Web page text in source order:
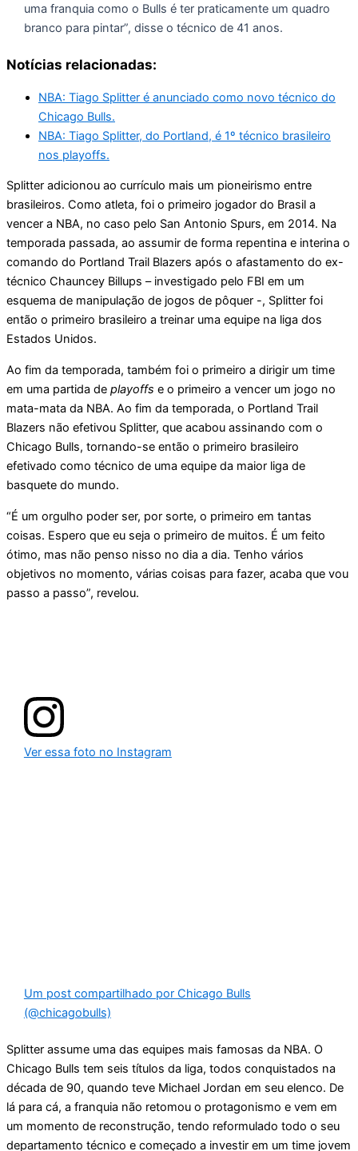
uma franquia como o Bulls é ter praticamente um quadro
branco para pintar”, disse o técnico de 41 anos.
Notícias relacionadas:
NBA: Tiago Splitter é anunciado como novo técnico do
Chicago Bulls.
NBA: Tiago Splitter, do Portland, é 1º técnico brasileiro
nos playoffs.
Splitter adicionou ao currículo mais um pioneirismo entre
brasileiros. Como atleta, foi o primeiro jogador do Brasil a
vencer a NBA, no caso pelo San Antonio Spurs, em 2014. Na
temporada passada, ao assumir de forma repentina e interina o
comando do Portland Trail Blazers após o afastamento do ex-
técnico Chauncey Billups – investigado pelo FBI em um
esquema de manipulação de jogos de pôquer -, Splitter foi
então o primeiro brasileiro a treinar uma equipe na liga dos
Estados Unidos.
Ao fim da temporada, também foi o primeiro a dirigir um time
em uma partida de playoffs e o primeiro a vencer um jogo no
mata-mata da NBA. Ao fim da temporada, o Portland Trail
Blazers não efetivou Splitter, que acabou assinando com o
Chicago Bulls, tornando-se então o primeiro brasileiro
efetivado como técnico de uma equipe da maior liga de
basquete do mundo.
“É um orgulho poder ser, por sorte, o primeiro em tantas
coisas. Espero que eu seja o primeiro de muitos. É um feito
ótimo, mas não penso nisso no dia a dia. Tenho vários
objetivos no momento, várias coisas para fazer, acaba que vou
passo a passo”, revelou.
Ver essa foto no Instagram
Um post compartilhado por Chicago Bulls
(@chicagobulls)
Splitter assume uma das equipes mais famosas da NBA. O
Chicago Bulls tem seis títulos da liga, todos conquistados na
década de 90, quando teve Michael Jordan em seu elenco. De
lá para cá, a franquia não retomou o protagonismo e vem em
um momento de reconstrução, tendo reformulado todo o seu
departamento técnico e começado a investir em um time jovem